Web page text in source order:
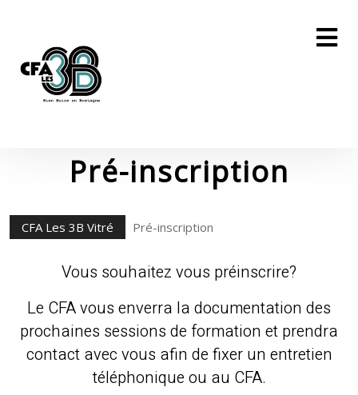
Pré-inscription
CFA Les 3B Vitré Pré-inscription
Vous souhaitez vous préinscrire?
Le CFA vous enverra la documentation des
prochaines sessions de formation et prendra
contact avec vous afin de fixer un entretien
téléphonique ou au CFA.